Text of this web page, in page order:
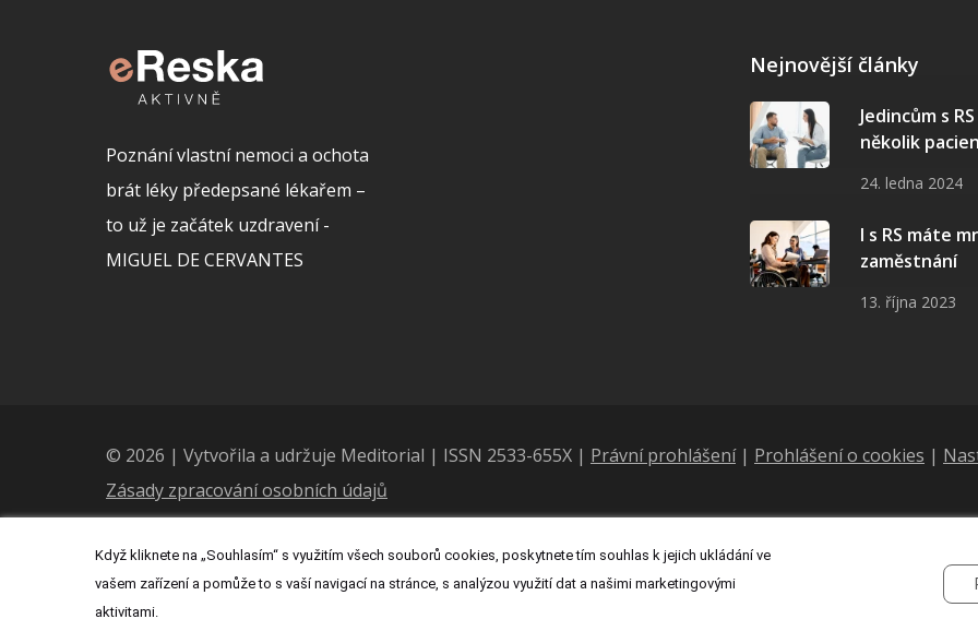
Poznání vlastní nemoci a ochota
brát léky předepsané lékařem –
to už je začátek uzdravení -
MIGUEL DE CERVANTES
Nejnovější články
Jedincům s
několik
24. ledna 2024
I s RS máte
zaměstnání
13. října 2023
© 2026 | Vytvořila a udržuje Meditorial | ISSN 2533-655X | Právní prohlášení| Prohlášení o cookies |
Zásady zpracování osobních údajů
Když kliknete na „Souhlasím“ s využitím všech souborů cookies, poskytnete tím souhlas k jejich ukládání ve
vašem zařízení a pomůže to s vaší navigací na stránce, s analýzou využití dat a našimi marketingovými
aktivitami.